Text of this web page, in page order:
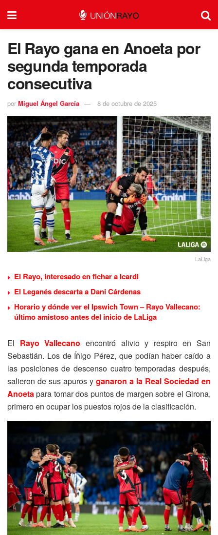
El Rayo gana en Anoeta por
segunda temporada
consecutiva
por Miguel Ángel García 8 de octubre de 2025
LaLiga
El Rayo, interesado en fichar a Icardi
El Leganés descarta a Dani Cárdenas
Horario y dónde ver el Ipswich Town – Rayo Vallecano:
último amistoso antes del inicio de LaLiga
El Rayo Vallecano encontró alivio y respiro en San
Sebastián. Los de Íñigo Pérez, que podían haber caído a
las posiciones de descenso cuatro temporadas después,
salieron de sus apuros y ganaron a la Real Sociedad en
Anoetapara tomar dos puntos de margen sobre el Girona,
primero en ocupar los puestos rojos de la clasificación.